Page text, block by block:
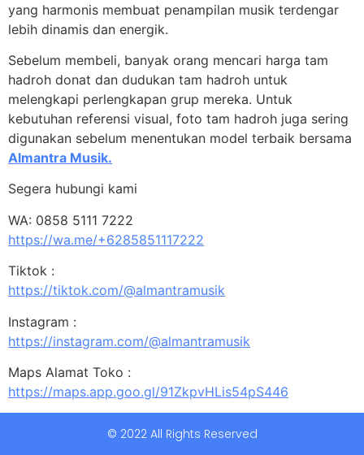
yang harmonis membuat penampilan musik terdengar
lebih dinamis dan energik.
Sebelum membeli, banyak orang mencari harga tam
hadroh donat dan dudukan tam hadroh untuk
melengkapi perlengkapan grup mereka. Untuk
kebutuhan referensi visual, foto tam hadroh juga sering
digunakan sebelum menentukan model terbaik bersama
Almantra Musik.
Segera hubungi kami
WA: 0858 5111 7222
https://wa.me/+6285851117222
Tiktok :
https://tiktok.com/@almantramusik
Instagram :
https://instagram.com/@almantramusik
Maps Alamat Toko :
https://maps.app.goo.gl/91ZkpvHLis54pS446
© 2022 All Rights Reserved